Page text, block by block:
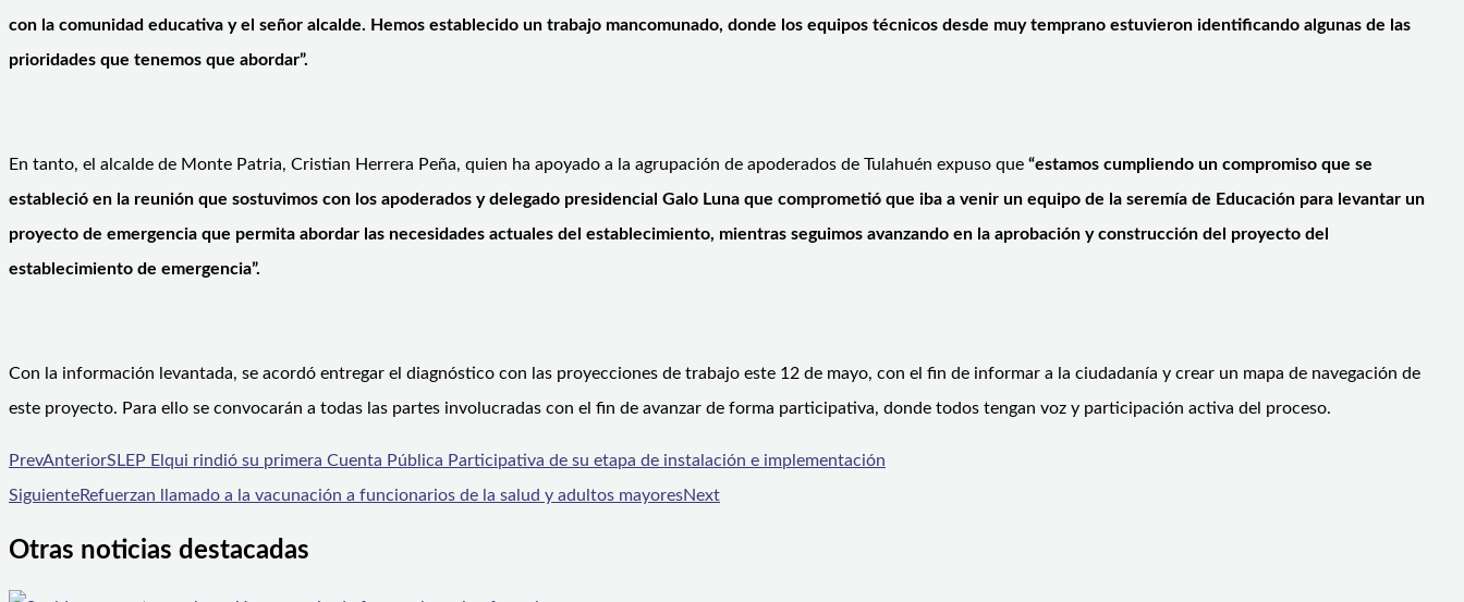
con la comunidad educativa y el señor alcalde. Hemos establecido un trabajo mancomunado, donde los equipos técnicos desde muy temprano estuvieron identificando algunas de las
prioridades que tenemos que abordar”.
En tanto, el alcalde de Monte Patria, Cristian Herrera Peña, quien ha apoyado a la agrupación de apoderados de Tulahuén expuso que “estamos cumpliendo un compromiso que se
estableció en la reunión que sostuvimos con los apoderados y delegado presidencial Galo Luna que comprometió que iba a venir un equipo de la seremía de Educación para levantar un
proyecto de emergencia que permita abordar las necesidades actuales del establecimiento, mientras seguimos avanzando en la aprobación y construcción del proyecto del
establecimiento de emergencia”.
Con la información levantada, se acordó entregar el diagnóstico con las proyecciones de trabajo este 12 de mayo, con el fin de informar a la ciudadanía y crear un mapa de navegación de
este proyecto. Para ello se convocarán a todas las partes involucradas con el fin de avanzar de forma participativa, donde todos tengan voz y participación activa del proceso.
PrevAnteriorSLEP Elqui rindió su primera Cuenta Pública Participativa de su etapa de instalación e implementación
SiguienteRefuerzan llamado a la vacunación a funcionarios de la salud y adultos mayoresNext
Otras noticias destacadas